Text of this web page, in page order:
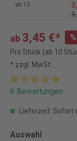
ab 10
ab 3,45 €* %
Pro Stück (ab 10
* zzgl. MwSt.
6 Bewertungen
Lieferzeit: Sofort
Auswahl